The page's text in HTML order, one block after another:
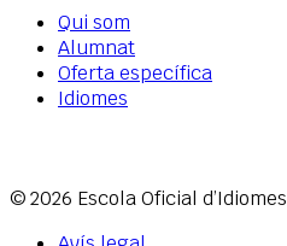
Qui som
Alumnat
Oferta específica
Idiomes
© 2026 Escola Oficial d’Idiomes